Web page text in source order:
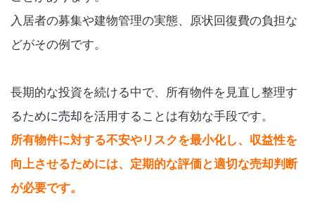
入居者の募集や建物管理の実態、原状回復費の負担な
どがその例です。
長期的な投資を続ける中で、所有物件を見直し整理す
るために売却を活用することは有効な手段です。
所有物件に対する不安やリスクを最小化し、収益性を
向上させるためには、定期的な評価と適切な売却判断
が必要です。